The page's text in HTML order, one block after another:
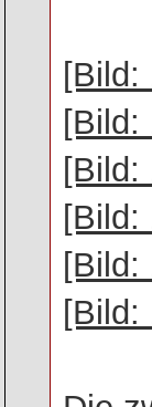
[Bild:
[Bild:
[Bild:
[Bild:
[Bild:
[Bild: